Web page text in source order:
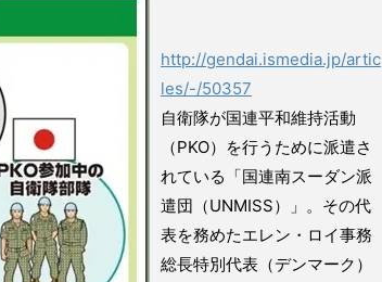
http://gendai.ismedia.jp/artic
les/-/50357
自衛隊が国連平和維持活動
（PKO）を行うために派遣さ
れている「国連南スーダン派
遣団（UNMISS）」。その代
表を務めたエレン・ロイ事務
総長特別代表（デンマーク）